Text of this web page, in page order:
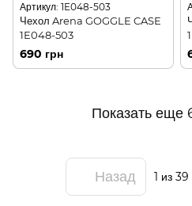
Артикул: 1E048-503
Чехол Arena GOGGLE CASE
1E048-503
690 грн
Показать еще
Назад 1 из 39